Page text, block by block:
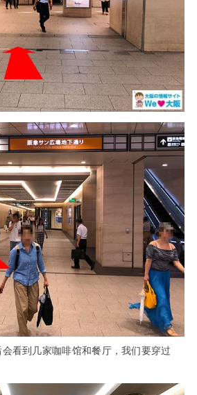
看到几家咖啡馆和餐厅，我们要穿过